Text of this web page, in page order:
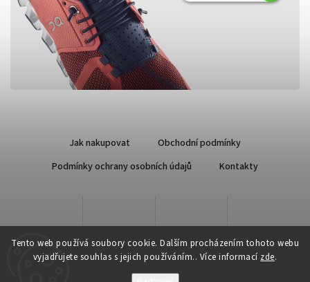
Tento web používá soubory cookie. Dalším procházením tohoto webu
vyjadřujete souhlas s jejich používáním.. Více informací zde.
Jak nakupovat
Obchodní podmínky
Podmínky ochrany osobních údajů
Kontakty